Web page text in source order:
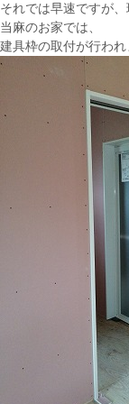
それでは早速ですが
当麻のお家では、
建具枠の取付が行われ